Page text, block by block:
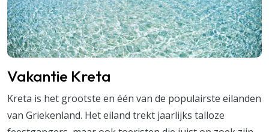
Vakantie Kreta
Kreta is het grootste en één van de populairste eilanden
van Griekenland. Het eiland trekt jaarlijks talloze